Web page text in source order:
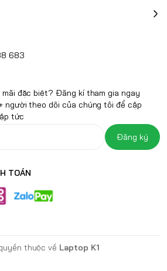
683
đặc biệt? Đăng kí tham gia ngay
người theo dõi của chúng tôi để cập
tức
Đăng ký
TOÁN
thuộc về Laptop K1